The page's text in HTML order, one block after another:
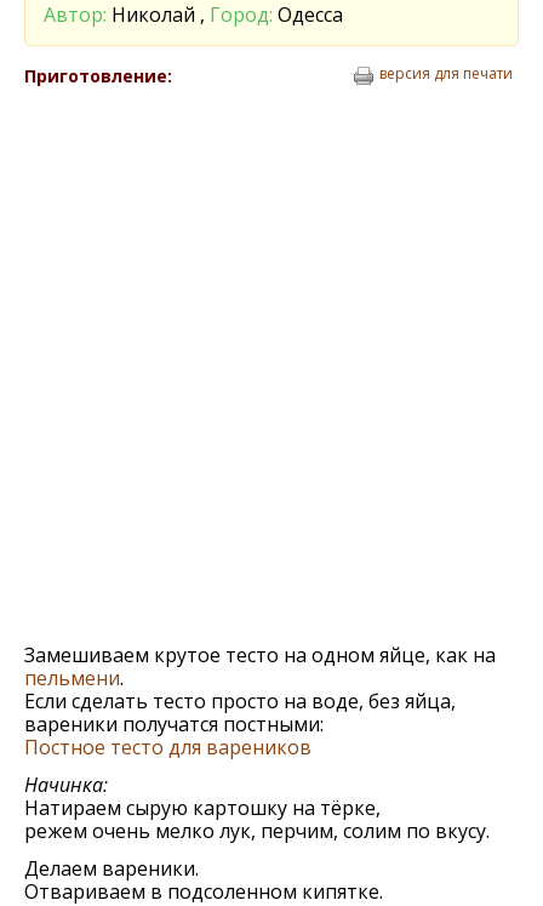
Автор: Николай , Город: Одесса
Приготовление: версия для печати
Замешиваем крутое тесто на одном яйце, как на
пельмени.
Если сделать тесто просто на воде, без яйца,
вареники получатся постными:
Постное тесто для вареников
Начинка:
Натираем сырую картошку на тёрке,
режем очень мелко лук, перчим, солим по вкусу.
Делаем вареники.
Отвариваем в подсоленном кипятке.